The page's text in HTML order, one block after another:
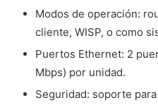
Modos de operación:
cliente, WISP, o como
Puertos Ethernet: 2
Mbps) por unidad.
Seguridad: soporte